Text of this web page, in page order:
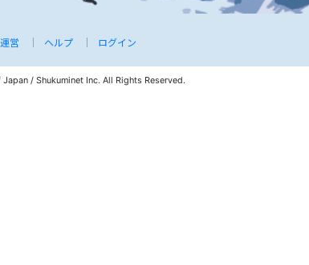
運営 ヘルプ ログイン
/ Shukuminet Inc. All Rights Reserved.